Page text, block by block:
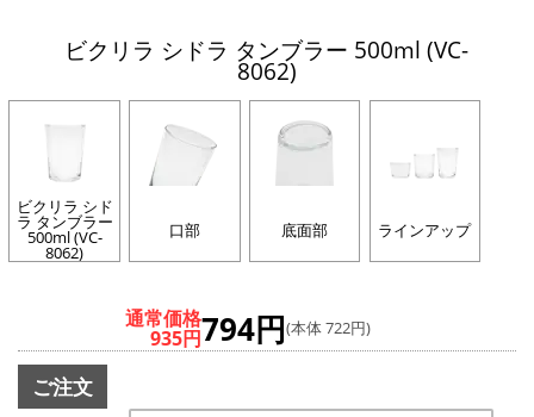
ビクリラ シドラ タンブラー 500ml (VC-
8062)
ビクリラ シド
ラ タンブラー
500ml (VC-
8062)
口部 底面部 ラインアップ
通常価格
935円794円(本体 722円)
ご注文